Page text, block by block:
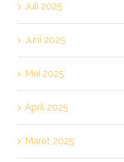
Juli 2025
Juni 2025
Mei 2025
April 2025
Maret 2025